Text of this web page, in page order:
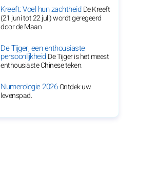
Kreeft: Voel hun zachtheidDe Kreeft
(21 juni tot 22 juli) wordt geregeerd
door de Maan
De Tijger, een enthousiaste
persoonlijkheidDe Tijger is het meest
enthousiaste Chinese teken.
Numerologie 2026Ontdek uw
levenspad.